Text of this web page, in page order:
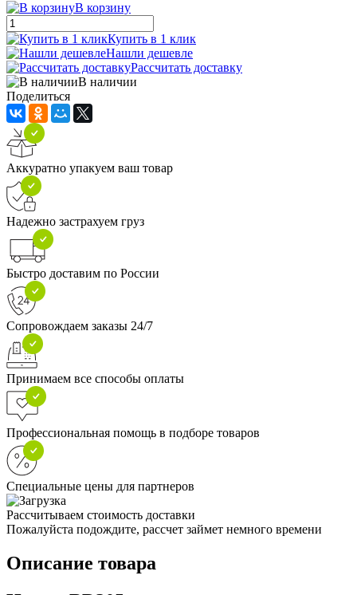
В корзину
Купить в 1 клик
Нашли дешевле
Рассчитать доставку
В наличии
Поделиться
Аккуратно упакуем ваш товар
Надежно застрахуем груз
Быстро доставим по России
Сопровождаем заказы 24/7
Принимаем все способы оплаты
Профессиональная помощь в подборе товаров
Специальные цены для партнеров
Рассчитываем стоимость доставки
Пожалуйста подождите, рассчет займет немного времени
Описание товара